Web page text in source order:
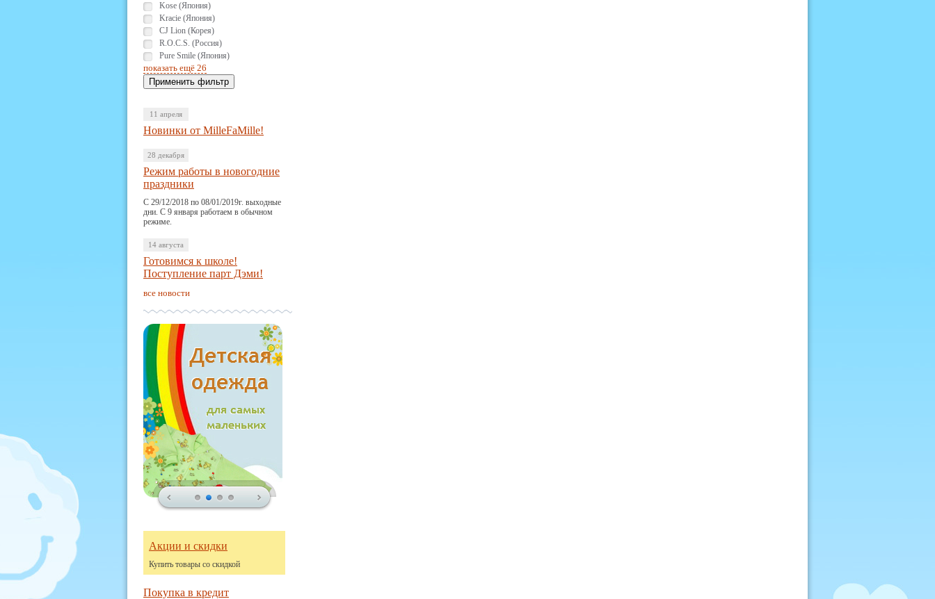
Kose (Япония)
Kracie (Япония)
CJ Lion (Корея)
R.O.C.S. (Россия)
Pure Smile (Япония)
показать ещё 26
11 апреля
Новинки от MilleFaMille!
28 декабря
Режим работы в новогодние
праздники
С 29/12/2018 по 08/01/2019г. выходные
дни. С 9 января работаем в обычном
режиме.
14 августа
Готовимся к школе!
Поступление парт Дэми!
все новости
Акции и скидки
Купить товары со скидкой
Покупка в кредит